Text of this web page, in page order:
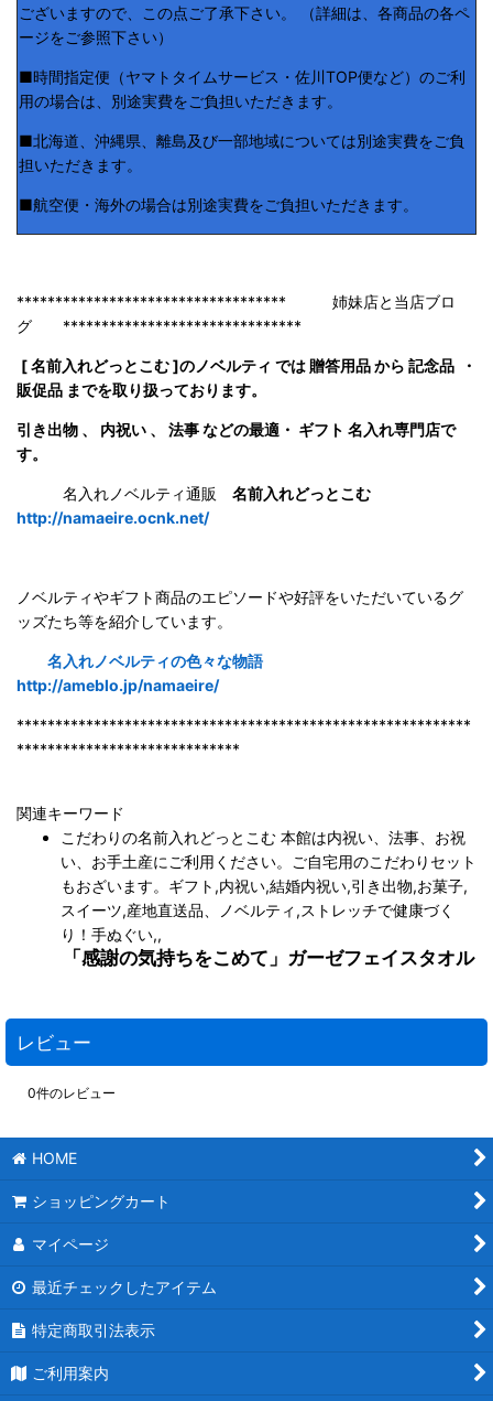
ございますので、この点ご了承下さい。 （詳細は、各商品の各ペ
ージをご参照下さい）
■時間指定便（ヤマトタイムサービス・佐川TOP便など）のご利
用の場合は、別途実費をご負担いただきます。
■北海道、沖縄県、離島及び一部地域については別途実費をご負
担いただきます。
■航空便・海外の場合は別途実費をご負担いただきます。
*********************************** 姉妹店と当店ブロ
グ *******************************
[ 名前入れどっとこむ ]のノベルティ では 贈答用品 から 記念品 ・
販促品 までを取り扱っております。
引き出物 、 内祝い 、 法事 などの最適・ ギフト 名入れ専門店で
す。
名入れノベルティ通販 名前入れどっとこむ
http://namaeire.ocnk.net/
ノベルティやギフト商品のエピソードや好評をいただいているグ
ッズたち等を紹介しています。
名入れノベルティの色々な物語
http://ameblo.jp/namaeire/
***********************************************************
*****************************
関連キーワード
こだわりの名前入れどっとこむ 本館は内祝い、法事、お祝
い、お手土産にご利用ください。ご自宅用のこだわりセット
もおざいます。ギフト,内祝い,結婚内祝い,引き出物,お菓子,
スイーツ,産地直送品、ノベルティ,ストレッチで健康づく
り！手ぬぐい,,
「感謝の気持ちをこめて」ガーゼフェイスタオル
レビュー
0件のレビュー
HOME
ショッピングカート
マイページ
最近チェックしたアイテム
特定商取引法表示
ご利用案内